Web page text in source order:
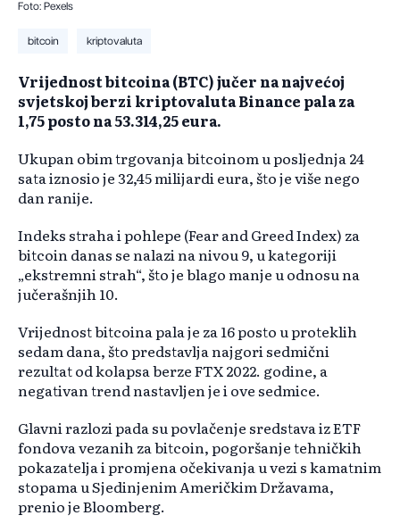
Foto: Pexels
bitcoin kriptovaluta
Vrijednost bitcoina (BTC) jučer na najvećoj
svjetskoj berzi kriptovaluta Binance pala za
1,75 posto na 53.314,25 eura.
Ukupan obim trgovanja bitcoinom u posljednja 24
sata iznosio je 32,45 milijardi eura, što je više nego
dan ranije.
Indeks straha i pohlepe (Fear and Greed Index) za
bitcoin danas se nalazi na nivou 9, u kategoriji
„ekstremni strah“, što je blago manje u odnosu na
jučerašnjih 10.
Vrijednost bitcoina pala je za 16 posto u proteklih
sedam dana, što predstavlja najgori sedmični
rezultat od kolapsa berze FTX 2022. godine, a
negativan trend nastavljen je i ove sedmice.
Glavni razlozi pada su povlačenje sredstava iz ETF
fondova vezanih za bitcoin, pogoršanje tehničkih
pokazatelja i promjena očekivanja u vezi s kamatnim
stopama u Sjedinjenim Američkim Državama,
prenio je Bloomberg.